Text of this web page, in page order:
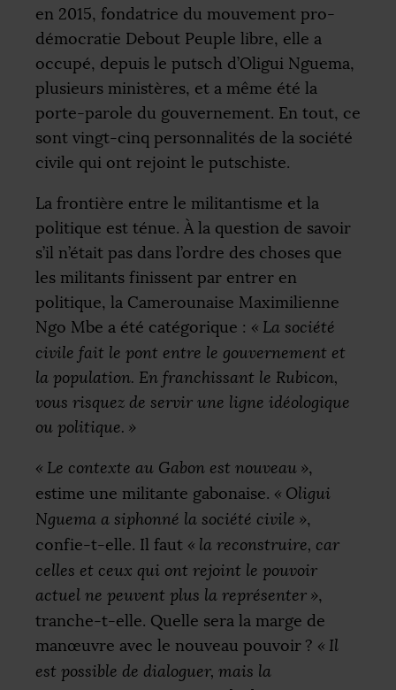
en 2015, fondatrice du mouvement pro-
démocratie Debout Peuple libre, elle a
occupé, depuis le putsch d’Oligui Nguema,
plusieurs ministères, et a même été la
porte-parole du gouvernement. En tout, ce
sont vingt-cinq personnalités de la société
civile qui ont rejoint le putschiste.
La frontière entre le militantisme et la
politique est ténue. À la question de savoir
s’il n’était pas dans l’ordre des choses que
les militants finissent par entrer en
politique, la Camerounaise Maximilienne
Ngo Mbe a été catégorique : « La société
civile fait le pont entre le gouvernement et
la population. En franchissant le Rubicon,
vous risquez de servir une ligne idéologique
ou politique. »
« Le contexte au Gabon est nouveau »,
estime une militante gabonaise. « Oligui
Nguema a siphonné la société civile »,
confie-t-elle. Il faut « la reconstruire, car
celles et ceux qui ont rejoint le pouvoir
actuel ne peuvent plus la représenter »,
tranche-t-elle. Quelle sera la marge de
manœuvre avec le nouveau pouvoir ? « Il
est possible de dialoguer, mais la